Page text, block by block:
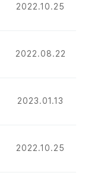
2022.10.25
2022.08.22
2023.01.13
2022.10.25